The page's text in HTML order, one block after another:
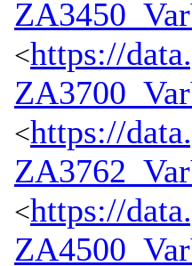
<https://
<https://
<https://